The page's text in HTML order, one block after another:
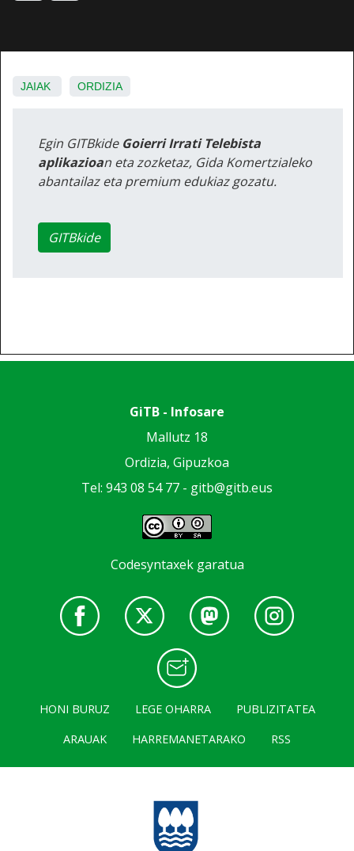
JAIAK ORDIZIA
Egin GITBkide Goierri Irrati Telebista
aplikazioan eta zozketaz, Gida Komertzialeko
abantailaz eta premium edukiaz gozatu.
GITBkide
GiTB - Infosare
Mallutz 18
Ordizia, Gipuzkoa
Tel: 943 08 54 77 - gitb@gitb.eus
Codesyntaxek garatua
HONI BURUZ LEGE OHARRA
PUBLIZITATEA
ARAUAK
HARREMANETARAKO RSS